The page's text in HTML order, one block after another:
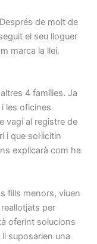
de molt de
el seu lloguer
marca la llei.
4 famílies. Ja
les oficines
vagi al registre de
i que sol·licitin
explicarà com ha
fills menors, viuen
per
oferint solucions
suposarien una